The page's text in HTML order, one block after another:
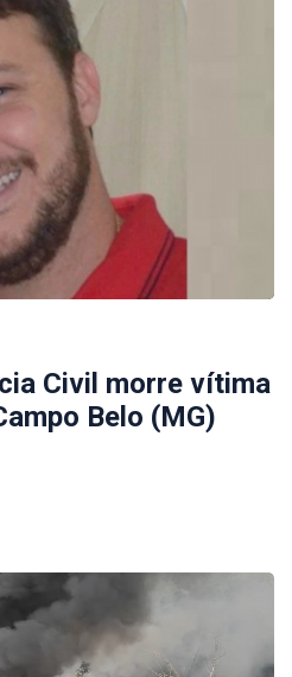
Civil morre vítima
Belo (MG)